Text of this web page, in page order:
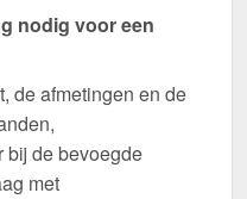
nodig voor een
de afmetingen en de
bij de bevoegde
met